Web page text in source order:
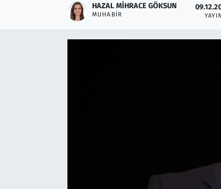
HAZAL MIHRACE GÖKSUN
MUHABIR
Televizyon